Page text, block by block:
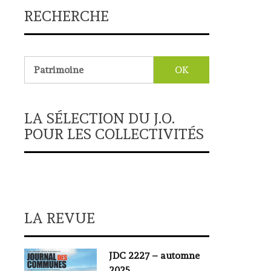
RECHERCHE
LA SÉLECTION DU J.O.
POUR LES COLLECTIVITÉS
LA REVUE
JDC 2227 – automne